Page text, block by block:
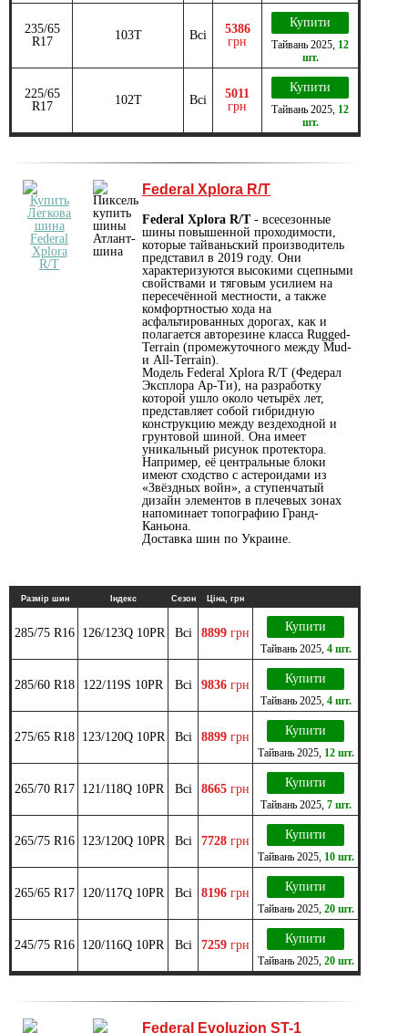
235/65
R17
103T Всі
5386
грн
Купити
Тайвань 2025 12
шт.
225/65
R17
102T Всі
5011
грн
Купити
Тайвань 2025 12
шт.
Federal Xplora R/T
Federal Xplora R/T- всесезонные
шины повышенной проходимости,
которые тайваньский производитель
представил в 2019 году. Они
характеризуются высокими сцепными
свойствами и тяговым усилием на
пересечённой местности, а также
комфортностью хода на
асфальтированных дорогах, как и
полагается авторезине класса Rugged-
Terrain (промежуточного между Mud-
и All-Terrain).
Модель Federal Xplora R/T (Федерал
Эксплора Ар-Ти), на разработку
которой ушло около четырёх лет,
представляет собой гибридную
конструкцию между вездеходной и
грунтовой шиной. Она имеет
уникальный рисунок протектора.
Например, её центральные блоки
имеют сходство с астероидами из
«Звёздных войн», а ступенчатый
дизайн элементов в плечевых зонах
напоминает топографию Гранд-
Каньона.
Доставка шин по Украине.
Размір шин Індекс Сезон Ціна, грн
285/75 R16 126/123Q 10PR Всі 8899 грн Купити
Тайвань2025, 4 шт.
285/60 R18 122/119S 10PR Всі 9836 грн Купити
Тайвань2025, 4 шт.
275/65 R18 123/120Q 10PR Всі 8899 грн Купити
Тайвань2025, 12 шт.
265/70 R17 121/118Q 10PR Всі 8665 грн Купити
Тайвань2025, 7 шт.
265/75 R16 123/120Q 10PR Всі 7728 грн Купити
Тайвань2025, 10 шт.
265/65 R17 120/117Q 10PR Всі 8196 грн Купити
Тайвань2025, 20 шт.
245/75 R16 120/116Q 10PR Всі 7259 грн Купити
Тайвань2025, 20 шт.
Federal Evoluzion ST-1